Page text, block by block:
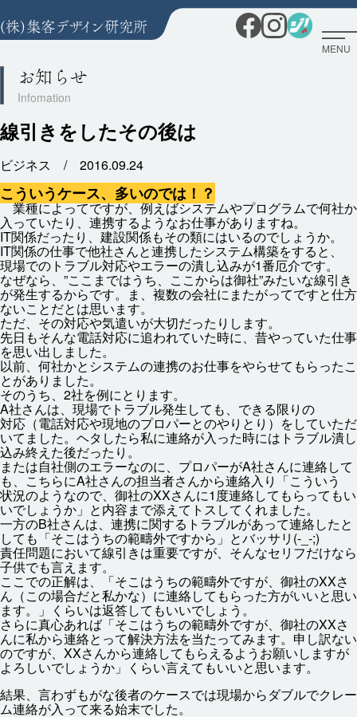
MENU
お知らせ
線引きをしたその後は
ビジネス / 2016.09.24
こういうケース、 多いのでは！？
業種によってですが、例えばシステムやプログラムで何社か
入っていたり、 連携するようなお仕事がありますね。
IT関係だったり、 建設関係もその類にはいるのでしょうか。
IT関係の仕事で他社さんと連携したシステム構築をすると、
現場でのトラブル対応やエラーの潰し込みが1番厄介です。
なぜなら、”ここまではうち、ここからは御社”みたいな線引 き
が発生するからです。ま、 複数の会社にまたがってですと仕方
ないことだとは思います。
ただ、その対応や気遣いが大切だったりします。
先日 もそんな電話対応に追われていた時に、 昔やっていた仕事
を思い出 しました。
以前、 何社かとシステムの連携のお仕事をやらせてもらったこ
とがありました。
そのうち、2社を例にとります。
A社さんは、 現場でトラブル発生しても、できる限りの
対応 （電話対応や現地のプロパーとのやりとり）をしていただ
いてました。ヘタしたら私に連絡が入った時にはトラブル潰し
込み終えた後だったり。
または自社側のエラーなのに、プロパーがA社さんに連絡して
も、こちらにA社さんの担当者さんから連絡入 り「こういう
状況のようなので、 御社のXXさんに1度連絡してもらってもい
いでしょうか」と内容まで添えてトスしてくれました。
一方のB社さんは、 連携に関するトラブルがあって連絡したと
しても「そこはうちの範疇外ですから」とバッサリ(-_-;)
責任問題において線引 きは重要ですが、そんなセリフだけなら
子供でも言えます。
ここでの正解は、「そこはうちの範疇外ですが、 御社のXXさ
ん（この場合だと私かな）に連絡してもらった方がいいと思い
ます。」くらいは返答してもいいでしょう。
さらに真心あれば「そこはうちの範疇外ですが、 御社のXXさ
んに私から連絡とって解決方法を当たってみます。 申 し訳ない
のですが、XXさんから連絡してもらえるようお願いしますが
よろしいでしょうか」くらい言えてもいいと思います。
結果、 言わずもがな後者のケースでは現場からダブルでクレー
ム連絡が入って来る始末でした。